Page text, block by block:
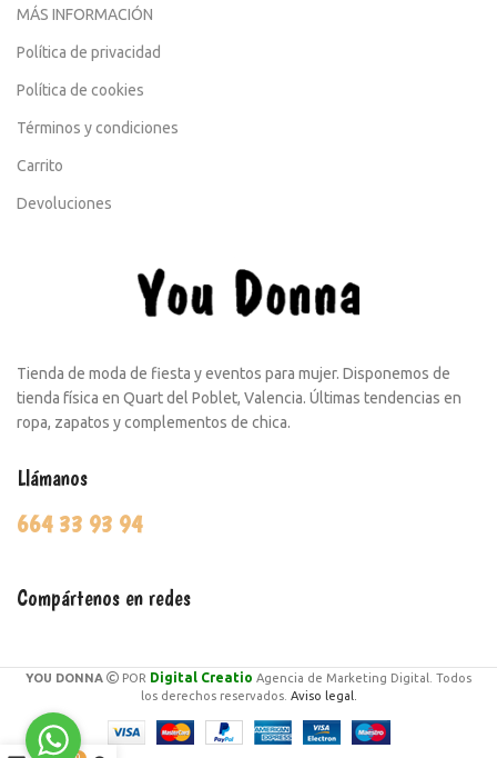
MÁS INFORMACIÓN
Política de privacidad
Política de cookies
Términos y condiciones
Carrito
Devoluciones
Tienda de moda de fiesta y eventos para mujer. Disponemos de
tienda física en Quart del Poblet, Valencia. Últimas tendencias en
ropa, zapatos y complementos de chica.
Llámanos
664 33 93 94
Compártenos en redes
YOU DONNA POR Digital Creatio Agencia de Marketing Digital. Todos
los derechos reservados. Aviso legal.